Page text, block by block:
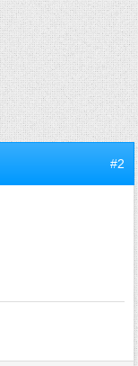
#2